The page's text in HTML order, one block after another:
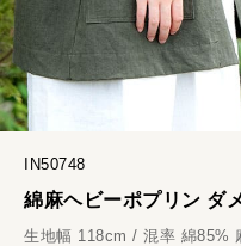
IN50748
綿麻ヘビーポプリン ダ
生地幅 118cm / 混率 綿85%